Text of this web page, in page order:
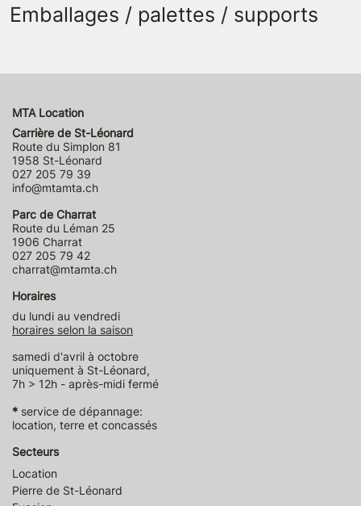
Emballages / palettes / supports
MTA Location
Carrière de St-Léonard
Route du Simplon 81
1958 St-Léonard
027 205 79 39
info@mtamta.ch
Parc de Charrat
Route du Léman 25
1906 Charrat
027 205 79 42
charrat@mtamta.ch
Horaires
du lundi au vendredi
horaires selon la saison
samedi d'avril à octobre
uniquement à St-Léonard,
7h > 12h - après-midi fermé
* service de dépannage:
location, terre et concassés
Secteurs
Location
Pierre de St-Léonard